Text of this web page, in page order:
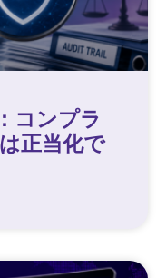
コンプラ
正当化で